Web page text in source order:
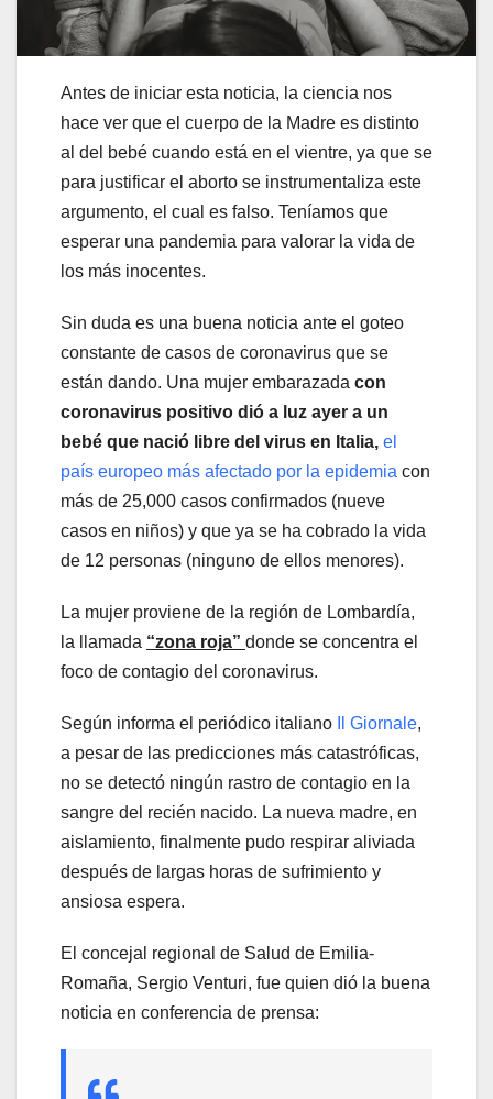
Antes de iniciar esta noticia, la ciencia nos
hace ver que el cuerpo de la Madre es distinto
al del bebé cuando está en el vientre, ya que se
para justificar el aborto se instrumentaliza este
argumento, el cual es falso. Teníamos que
esperar una pandemia para valorar la vida de
los más inocentes.
Sin duda es una buena noticia ante el goteo
constante de casos de coronavirus que se
están dando. Una mujer embarazada con
coronavirus positivo dió a luz ayer a un
bebé que nació libre del virus en Italia, el
país europeo más afectado por la epidemia con
más de 25,000 casos confirmados (nueve
casos en niños) y que ya se ha cobrado la vida
de 12 personas (ninguno de ellos menores).
La mujer proviene de la región de Lombardía,
la llamada “zona roja” donde se concentra el
foco de contagio del coronavirus.
Según informa el periódico italiano Il Giornale,
a pesar de las predicciones más catastróficas,
no se detectó ningún rastro de contagio en la
sangre del recién nacido. La nueva madre, en
aislamiento, finalmente pudo respirar aliviada
después de largas horas de sufrimiento y
ansiosa espera.
El concejal regional de Salud de Emilia-
Romaña, Sergio Venturi, fue quien dió la buena
noticia en conferencia de prensa: